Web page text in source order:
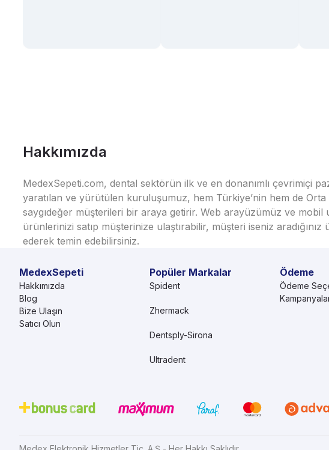
Hakkımızda
MedexSepeti.com, dental sektörün ilk ve en donanımlı çevrimiçi
yaratılan ve yürütülen kuruluşumuz, hem Türkiye’nin hem de Orta
saygıdeğer müşterileri bir araya getirir. Web arayüzümüz ve mobil
ürünlerinizi satıp müşterinize ulaştırabilir, müşteri iseniz
ederek temin edebilirsiniz.
MedexSepeti
Hakkımızda
Blog
Bize Ulaşın
Satıcı Olun
Ödeme
Ödeme
Popüler Markalar
Spident
Zhermack
Dentsply-Sirona
Ultradent